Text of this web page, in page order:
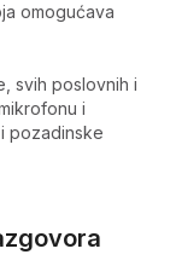
omogućava
svih poslovnih i
i
pozadinske